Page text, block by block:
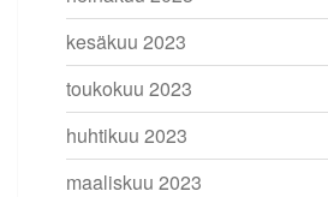
kesäkuu 2023
toukokuu 2023
huhtikuu 2023
maaliskuu 2023